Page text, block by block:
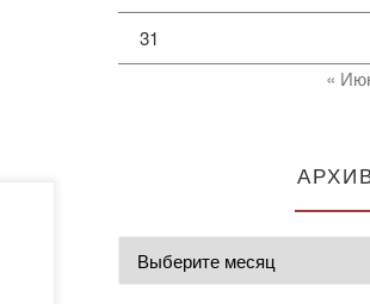
31
«